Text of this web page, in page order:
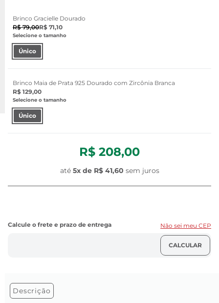
Brinco Gracielle Dourado
R$ 79,00R$ 71,10
Selecione o tamanho
Único
Brinco Maia de Prata 925 Dourado com Zircônia Branca
R$ 129,00
Selecione o tamanho
Único
R$ 208,00
até 5x de R$ 41,60 sem juros
Não sei meu CEP
Descrição